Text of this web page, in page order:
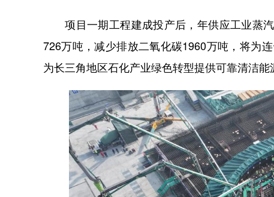
项目一期工程建成投产后，年供应工业蒸汽
726万吨，减少排放二氧化碳1960万吨，将为
为长三角地区石化产业绿色转型提供可靠清洁能